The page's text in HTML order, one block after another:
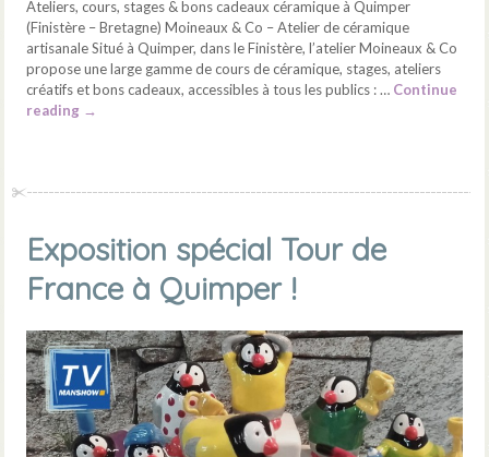
Ateliers, cours, stages & bons cadeaux céramique à Quimper
(Finistère – Bretagne) Moineaux & Co – Atelier de céramique
artisanale Situé à Quimper, dans le Finistère, l’atelier Moineaux & Co
propose une large gamme de cours de céramique, stages, ateliers
créatifs et bons cadeaux, accessibles à tous les publics : … Continue
reading →
Exposition spécial Tour de
France à Quimper !